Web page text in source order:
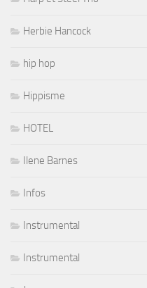
Herbie Hancock
hip hop
Hippisme
HOTEL
Ilene Barnes
Infos
Instrumental
Instrumental